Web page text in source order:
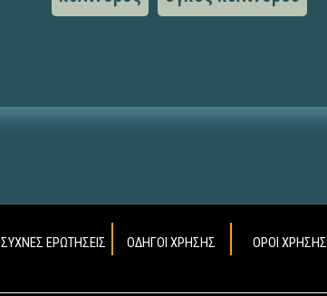
ΣΥΧΝΕΣ ΕΡΩΤΗΣΕΙΣ ΟΔΗΓΟΙ ΧΡΗΣΗΣ ΟΡΟΙ ΧΡΗΣΗΣ